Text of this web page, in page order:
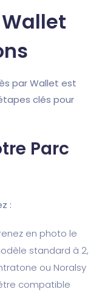
par Wallet est
clés pour
Parc
:
en photo le
standard à 2,
ou Noralsy
compatible